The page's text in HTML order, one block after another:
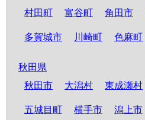
村田町 富谷町 角田市
多賀城市 川崎町 色麻町
秋田県
秋田市
大潟村 東成瀬村
五城目町 横手市 潟上市